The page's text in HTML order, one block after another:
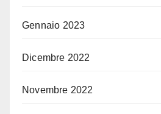
Gennaio 2023
Dicembre 2022
Novembre 2022